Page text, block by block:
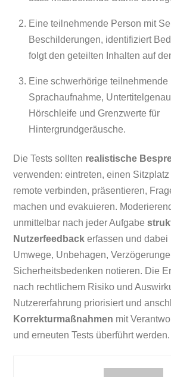
Eine teilnehmende Person mit
Beschilderungen, identifiziert
folgt den geteilten Inhalten auf
Eine schwerhörige teilnehmende
Sprachaufnahme,
Hörschleife und Grenzwerte für
Hintergrundgeräusche.
Die Tests sollten realistische
verwenden: eintreten, einen
remote verbinden, präsentieren,
machen und evakuieren.
unmittelbar nach jeder Aufgabe
Nutzerfeedback erfassen und dabei
Umwege, Unbehagen,
Sicherheitsbedenken notieren. Die
nach rechtlichem Risiko und
Nutzererfahrung priorisiert und
Korrekturmaßnahmen mit
und erneuten Tests überführt werden.